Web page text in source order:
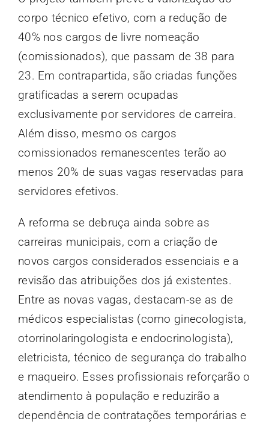
corpo técnico efetivo, com a redução de
40% nos cargos de livre nomeação
(comissionados), que passam de 38 para
23. Em contrapartida, são criadas funções
gratificadas a serem ocupadas
exclusivamente por servidores de carreira.
Além disso, mesmo os cargos
comissionados remanescentes terão ao
menos 20% de suas vagas reservadas para
servidores efetivos.
A reforma se debruça ainda sobre as
carreiras municipais, com a criação de
novos cargos considerados essenciais e a
revisão das atribuições dos já existentes.
Entre as novas vagas, destacam-se as de
médicos especialistas (como ginecologista,
otorrinolaringologista e endocrinologista),
eletricista, técnico de segurança do trabalho
e maqueiro. Esses profissionais reforçarão o
atendimento à população e reduzirão a
dependência de contratações temporárias e